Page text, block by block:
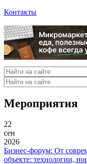
Контакты
Мероприятия
22
сен
2026
Бизнес-форум: От
объекте: технологии,